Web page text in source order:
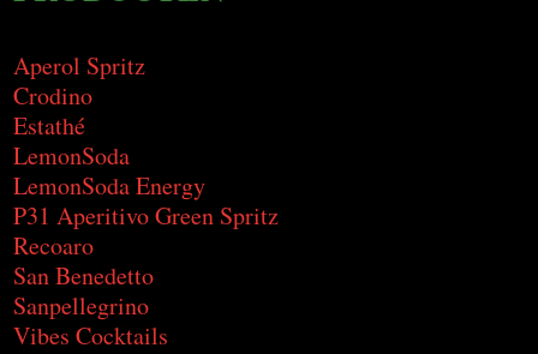
Aperol Spritz
Crodino
Estathé
LemonSoda
LemonSoda Energy
P31 Aperitivo Green Spritz
Recoaro
San Benedetto
Sanpellegrino
Vibes Cocktails